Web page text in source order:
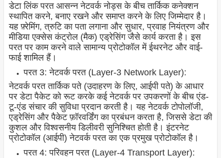
डेटा लिंक परत आसन्न नेटवर्क नोड्स के बीच तार्किक कनेक्शन
स्थापित करने, बनाए रखने और समाप्त करने के लिए जिम्मेदार है।
यह फ़्रेमिंग, त्रुटि का पता लगाना और सुधार, प्रवाह नियंत्रण और
मीडिया एक्सेस कंट्रोल (मैक) एड्रेसिंग जैसे कार्य करता है। इस
परत पर काम करने वाले सामान्य प्रोटोकॉल में ईथरनेट और वाई-
फाई शामिल हैं।
परत 3: नेटवर्क परत (Layer-3 Network Layer):
नेटवर्क परत तार्किक पते (उदाहरण के लिए, आईपी पते) के आधार
पर डेटा पैकेट को रूट करके कई नेटवर्क पर उपकरणों के बीच एंड-
टू-एंड संचार की सुविधा प्रदान करती है। यह नेटवर्क टोपोलॉजी,
एड्रेसिंग और पैकेट फ़ॉरवर्डिंग का प्रबंधन करता है, जिससे डेटा की
कुशल और विश्वसनीय डिलीवरी सुनिश्चित होती है। इंटरनेट
प्रोटोकॉल (आईपी) नेटवर्क परत का एक प्रमुख प्रोटोकॉल है।
परत 4: परिवहन परत (Layer-4 Transport Layer):